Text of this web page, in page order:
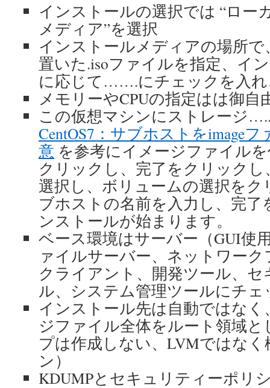
インストールの選択では “ロー
メディア”を選択
インストールメディアの場所
置いた.isoファイルを指定、イ
に応じて…….にチェックを入
メモリーやCPUの指定はは御自
この仮想マシンにストレージ
CentOS7：サブホストをimage
意 を参考にイメージファイル
クリックし、完了をクリック
選択し、ボリュームの選択を
ブホストの名前を入力し、完
ンストールが始まります。
ベース環境はサーバー（GUI使
ァイルサーバー、ネットワー
クライアント、開発ツール、
ル、システム管理ツールにチェ
インストール先は自動ではな
ジファイル全体をルート領域
プは作成しない、LVMではな
ン）
KDUMPとセキュリティーポリ